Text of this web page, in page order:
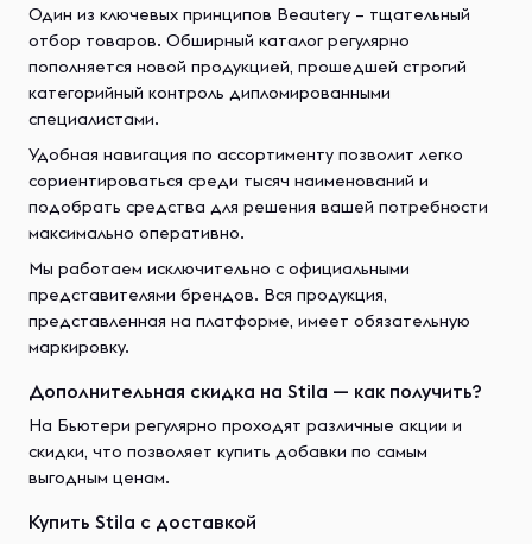
Один из ключевых принципов Beautery – тщательный
отбор товаров. Обширный каталог регулярно
пополняется новой продукцией, прошедшей строгий
категорийный контроль дипломированными
специалистами.
Удобная навигация по ассортименту позволит легко
сориентироваться среди тысяч наименований и
подобрать средства для решения вашей потребности
максимально оперативно.
Мы работаем исключительно с официальными
представителями брендов. Вся продукция,
представленная на платформе, имеет обязательную
маркировку.
Дополнительная скидка на Stila — как получить?
На Бьютери регулярно проходят различные акции и
скидки, что позволяет купить добавки по самым
выгодным ценам.
Купить Stila с доставкой